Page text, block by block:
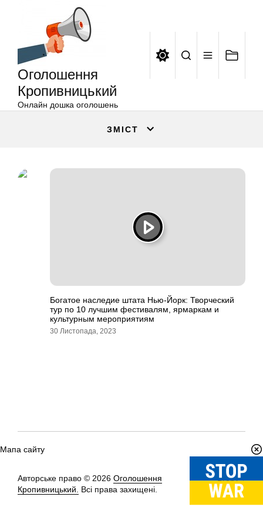
Оголошення
Кропивницький
Онлайн дошка оголошень
ЗМІСТ
Богатое наследие штата Нью-Йорк: Творческий
тур по 10 лучшим фестивалям, ярмаркам и
культурным мероприятиям
30 Листопада, 2023
Мапа сайту
Авторське право © 2026 Оголошення
Кропивницький.
Всі права захищені.
Вгору